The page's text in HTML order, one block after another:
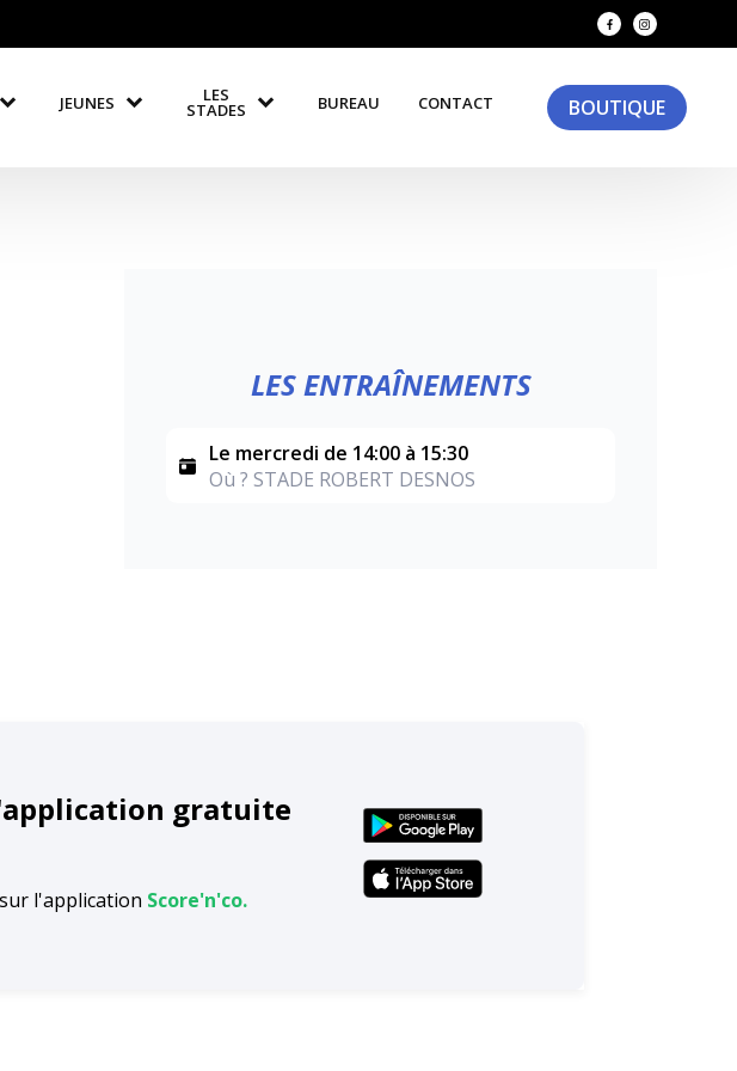
JEUNES LES
STADES BUREAU CONTACT BOUTIQUE
LES ENTRAÎNEMENTS
Le mercredi de 14:00 à 15:30
Où ? STADE ROBERT DESNOS
gratuite
l'application Score'n'co.